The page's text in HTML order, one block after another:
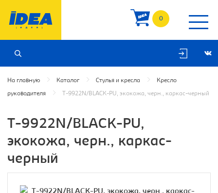
0
На главную Каталог Стулья и кресла Кресло
руководителя T-9922N/BLACK-PU, экокожа, черн., каркас-черный
T-9922N/BLACK-PU,
экокожа, черн., каркас-
черный